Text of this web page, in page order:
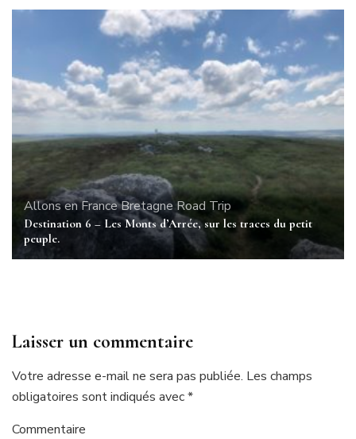
Allons en FranceBretagne Road Trip
Destination 6 – Les Monts d’Arrée, sur les traces du petit
peuple.
Laisser un commentaire
Votre adresse e-mail ne sera pas publiée. Les champs
obligatoires sont indiqués avec*
Commentaire